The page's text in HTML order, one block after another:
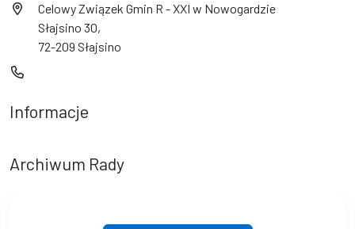
Celowy Związek Gmin R - XXI w Nowogardzie
Słajsino 30,
72-209 Słajsino
Informacje
Archiwum Rady